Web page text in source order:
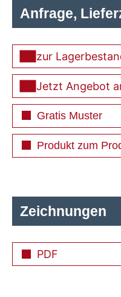
Zeichnungen
PDF
Anfrage,
zur
Jetzt Angebot
Gratis Muster
Produkt zum